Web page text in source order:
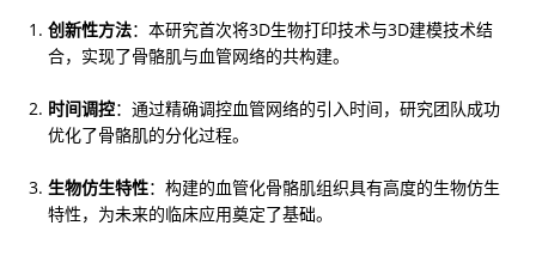
创新性方法：本研究首次将3D生物打印技术与3D建模技术结
合，实现了骨骼肌与血管网络的共构建。
时间调控：通过精确调控血管网络的引入时间，研究团队成功
优化了骨骼肌的分化过程。
生物仿生特性：构建的血管化骨骼肌组织具有高度的生物仿生
特性，为未来的临床应用奠定了基础。